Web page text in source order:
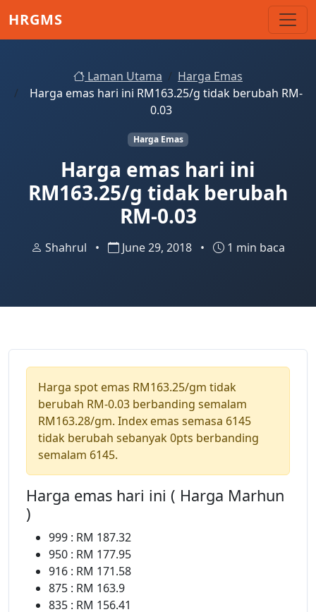
HRGMS
Laman Utama
Harga Emas
Harga emas hari ini RM163.25/g tidak berubah RM-
0.03
Harga Emas
Harga emas hari ini
RM163.25/g tidak berubah
RM-0.03
Shahrul • June 29, 2018 • 1 min baca
Harga spot emas RM163.25/gm tidak
berubah RM-0.03 berbanding semalam
RM163.28/gm. Index emas semasa 6145
tidak berubah sebanyak 0pts berbanding
semalam 6145.
Harga emas hari ini ( Harga Marhun
)
999 : RM 187.32
950 : RM 177.95
916 : RM 171.58
875 : RM 163.9
835 : RM 156.41